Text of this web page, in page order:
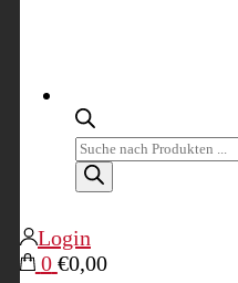
Products
search
Login
0 €0,00